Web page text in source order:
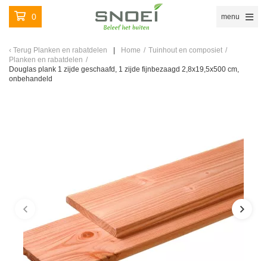
0 menu
Terug Planken en rabatdelen Home / Tuinhout en composiet /
Planken en rabatdelen /
Douglas plank 1 zijde geschaafd, 1 zijde fijnbezaagd 2,8x19,5x500 cm,
onbehandeld